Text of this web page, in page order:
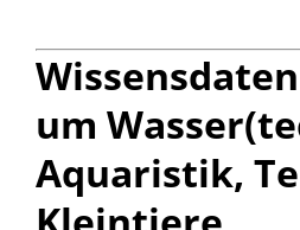
um
Aquaristik,